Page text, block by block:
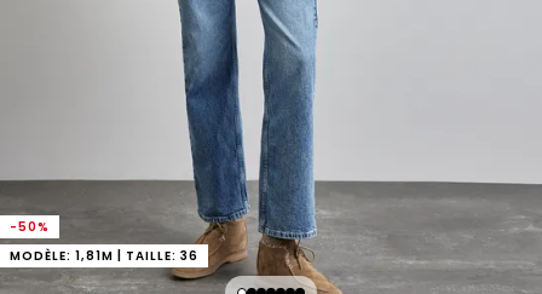
-50%
MODÈLE: 1,81M | TAILLE: 36